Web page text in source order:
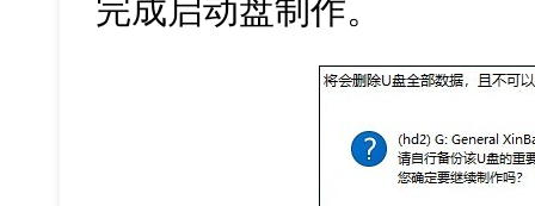
完成启动盘制作。